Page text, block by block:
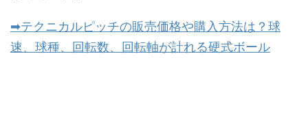
➡テクニカルピッチの販売価格や購入方法は？球
速、球種、回転数、回転軸が計れる硬式ボール